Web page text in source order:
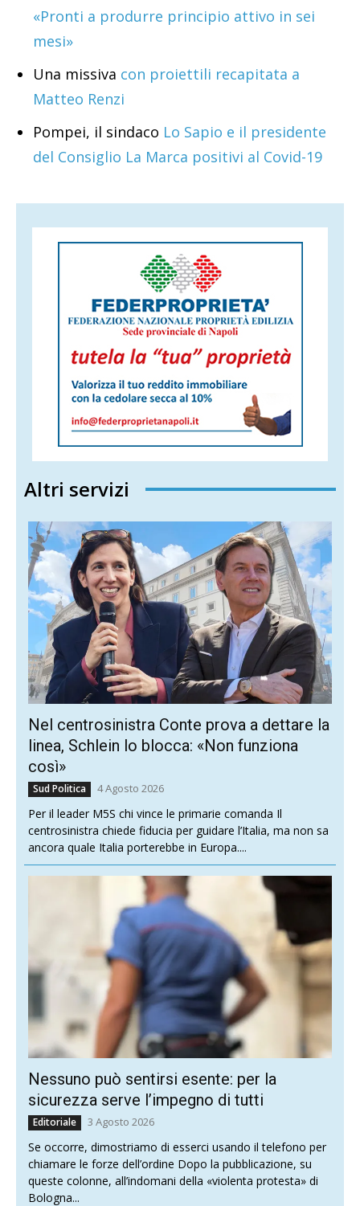
«Pronti a produrre principio attivo in sei
mesi»
Una missiva con proiettili recapitata a
Matteo Renzi
Pompei, il sindaco Lo Sapio e il presidente
del Consiglio La Marca positivi al Covid-19
Altri servizi
Nel centrosinistra Conte prova a dettare la
linea, Schlein lo blocca: «Non funziona
così»
Sud Politica 4 Agosto 2026
Per il leader M5S chi vince le primarie comanda Il
centrosinistra chiede fiducia per guidare l’Italia, ma non sa
ancora quale Italia porterebbe in Europa....
Nessuno può sentirsi esente: per la
sicurezza serve l’impegno di tutti
Editoriale 3 Agosto 2026
Se occorre, dimostriamo di esserci usando il telefono per
chiamare le forze dell’ordine Dopo la pubblicazione, su
queste colonne, all’indomani della «violenta protesta» di
Bologna...